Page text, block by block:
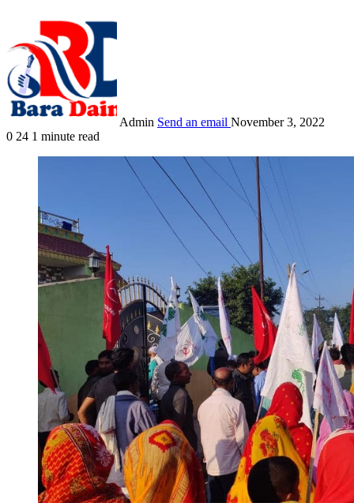
Admin Send an email November 3, 2022
0 24 1 minute read